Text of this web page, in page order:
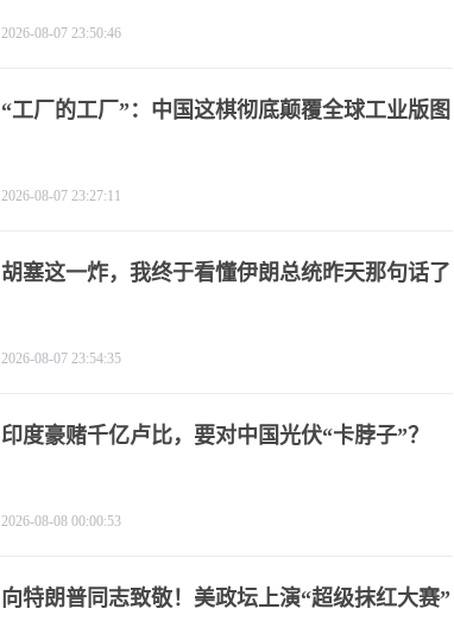
2026-08-07 23:50:46
“工厂的工厂”：中国这棋彻底颠覆全球工业版图
2026-08-07 23:27:11
胡塞这一炸，我终于看懂伊朗总统昨天那句话了
2026-08-07 23:54:35
印度豪赌千亿卢比，要对中国光伏“卡脖子”？
2026-08-08 00:00:53
向特朗普同志致敬！美政坛上演“超级抹红大赛”